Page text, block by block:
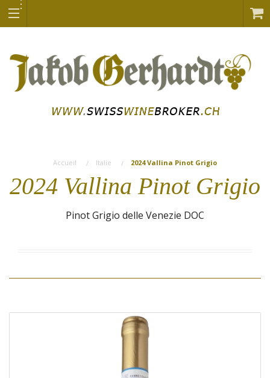
Accueil Italie 2024 Vallina Pinot Grigio
2024 Vallina Pinot Grigio
Pinot Grigio delle Venezie DOC